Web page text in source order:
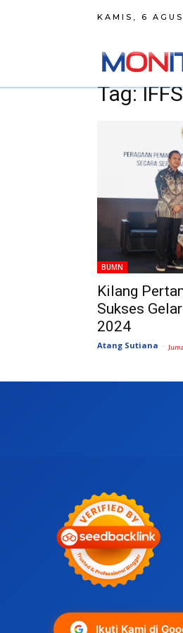
KAMIS, 6
Tag:
BUMN
Kilang
Sukses
2024
Atang Sutiana -
Ikuti Kami di